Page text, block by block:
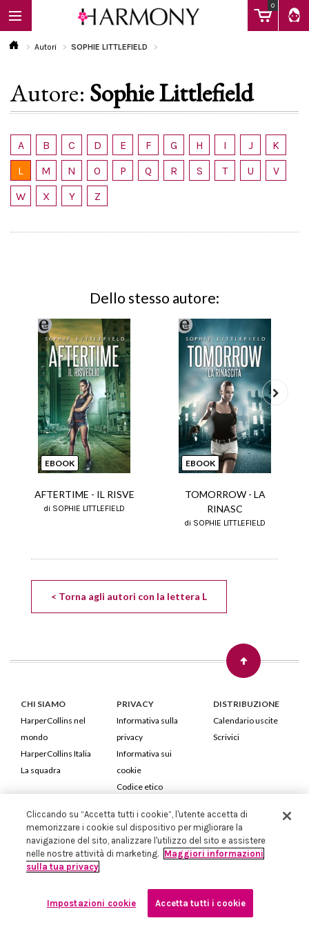
0
EBOOK
LIBRI
Calendario
Autori SOPHIE LITTLEFIELD
Autore: Sophie Littlefield
A B C D E F G H I J
K
L
M N O P Q R S T U
V
W
X Y Z
Dello stesso autore:
EBOOK
AFTERTIME - IL RISVE
di SOPHIE LITTLEFIELD
EBOOK
TOMORROW - LA
RINASC
di SOPHIE LITTLEFIELD
Next
< Torna agli autori con la lettera L
CHI SIAMO
HarperCollins nel
mondo
HarperCollins Italia
La squadra
PRIVACY
Informativa sulla
privacy
Informativa sui
cookie
Codice etico
DISTRIBUZIONE
Calendario uscite
Scrivici
HarperCollins Italia S.p.A. Viale Monte Nero, 84 - 20135 Milano
Cod. Fiscale e P.IVA 05946780151 - Capitale Sociale 258.250 €
Iscritta in Milano al Registro delle imprese nr.198004 e REA nr.1051898
Cliccando su “Accetta tutti i cookie”, l'utente accetta di
memorizzare i cookie sul dispositivo per migliorare la
navigazione del sito, analizzare l'utilizzo del sito e assistere
nelle nostre attività di marketing. Maggiori informazioni
sulla tua privacy
Impostazioni cookie Accetta tutti i cookie